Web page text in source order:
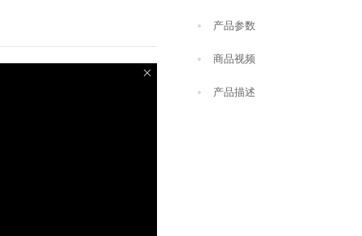
产品参数
商品视频
产品描述